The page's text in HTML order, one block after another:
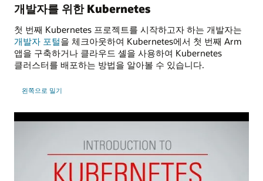
개발자를 위한 Kubernetes
첫 번째 Kubernetes 프로젝트를 시작하고자 하는 개발자는
개발자 포털을 체크아웃하여 Kubernetes에서 첫 번째 Arm
앱을 구축하거나 클라우드 셸을 사용하여 Kubernetes
클러스터를 배포하는 방법을 알아볼 수 있습니다.
왼쪽으로 밀기